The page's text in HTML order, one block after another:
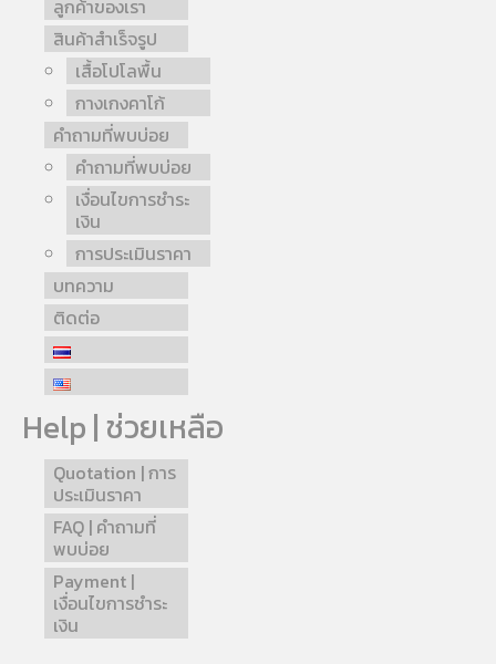
ลูกค้าของเรา
สินค้าสำเร็จรูป
เสื้อโปโลพื้น
กางเกงคาโก้
คำถามที่พบบ่อย
คำถามที่พบบ่อย
เงื่อนไขการชำระ
เงิน
การประเมินราคา
บทความ
ติดต่อ
Help | ช่วยเหลือ
Quotation | การ
ประเมินราคา
FAQ | คำถามที่
พบบ่อย
Payment |
เงื่อนไขการชำระ
เงิน